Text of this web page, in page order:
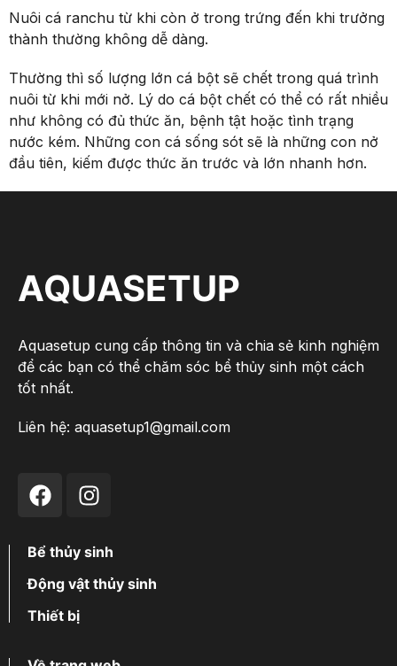
Nuôi cá ranchu từ khi còn ở trong trứng đến khi trưởng
thành thường không dễ dàng.
Thường thì số lượng lớn cá bột sẽ chết trong quá trình
nuôi từ khi mới nở. Lý do cá bột chết có thể có rất nhiều
như không có đủ thức ăn, bệnh tật hoặc tình trạng
nước kém. Những con cá sống sót sẽ là những con nở
đầu tiên, kiếm được thức ăn trước và lớn nhanh hơn.
AQUASETUP
Aquasetup cung cấp thông tin và chia sẻ kinh nghiệm
để các bạn có thể chăm sóc bể thủy sinh một cách
tốt nhất.
Liên hệ: aquasetup1@gmail.com
Bể thủy sinh
Động vật thủy sinh
Thiết bị